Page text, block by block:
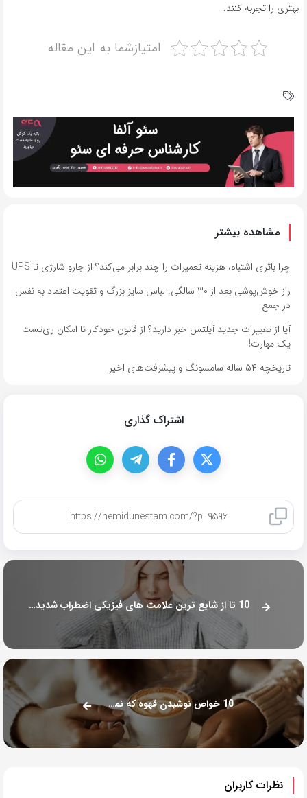
بهتری را تجربه کنند.
امتیازشما به این مقاله
مشاهده بیشتر
چرا باتری اشتباه، هزینه تعمیرات را چند برابر می‌کند؟ از جارو شارژی تا UPS
راز خوش‌پوشی بعد از ۳۰ سالگی: لباس سایز بزرگ و تقویت اعتماد به نفس
در جمع
آیا از تغییرات جدید آیلتس خبر دارید؟ از قانون خودکار تا امکان ری‌تست
یک مهارت!
تاریخچه ۵۴ ساله سامسونگ و پیشرفت‌های اخیر
اشتراک گذاری
10 تا از شایع ترین علامت های فیزیکی اضطراب شدید که نمی دانستید
10 خواص نوشیدن قهوه که نمی دانستید!
نظرات کاربران